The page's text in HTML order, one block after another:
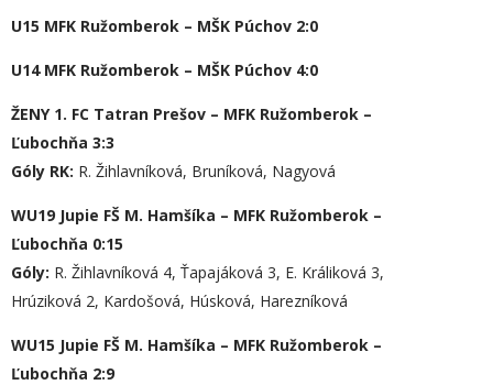
U15 MFK Ružomberok – MŠK Púchov 2:0
U14 MFK Ružomberok – MŠK Púchov 4:0
ŽENY 1. FC Tatran Prešov – MFK Ružomberok –
Ľubochňa 3:3
Góly RK: R. Žihlavníková, Bruníková, Nagyová
WU19 Jupie FŠ M. Hamšíka – MFK Ružomberok –
Ľubochňa 0:15
Góly: R. Žihlavníková 4, Ťapajáková 3, E. Králiková 3,
Hrúziková 2, Kardošová, Húsková, Harezníková
WU15 Jupie FŠ M. Hamšíka – MFK Ružomberok –
Ľubochňa 2:9